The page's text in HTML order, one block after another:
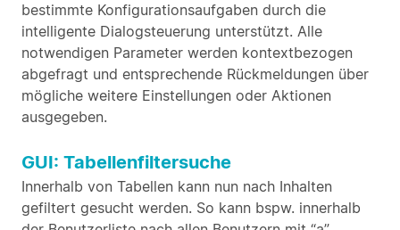
bestimmte Konfigurationsaufgaben durch die
intelligente Dialogsteuerung unterstützt. Alle
notwendigen Parameter werden kontextbezogen
abgefragt und entsprechende Rückmeldungen über
mögliche weitere Einstellungen oder Aktionen
ausgegeben.
GUI: Tabellenfiltersuche
Innerhalb von Tabellen kann nun nach Inhalten
gefiltert gesucht werden. So kann bspw. innerhalb